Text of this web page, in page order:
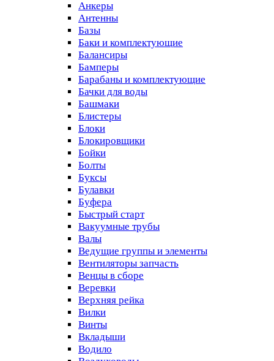
Анкеры
Антенны
Базы
Баки и комплектующие
Балансиры
Бамперы
Барабаны и комплектующие
Бачки для воды
Башмаки
Блистеры
Блоки
Блокировщики
Бойки
Болты
Буксы
Булавки
Буфера
Быстрый старт
Вакуумные трубы
Валы
Ведущие группы и элементы
Вентиляторы запчасть
Венцы в сборе
Веревки
Верхняя рейка
Вилки
Винты
Вкладыши
Водило